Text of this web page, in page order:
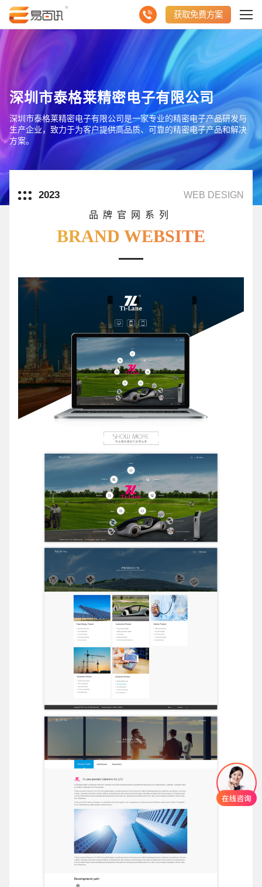
获取免费方案
深圳市泰格莱精密电子有限公司
深圳市泰格莱精密电子有限公司是一家专业的精密电子产品研发与
生产企业，致力于为客户提供高品质、可靠的精密电子产品和解决
方案。
2023
WEB DESIGN
品牌官网系列
BRAND WEBSITE
请输入您的公司名称
电话 微信号